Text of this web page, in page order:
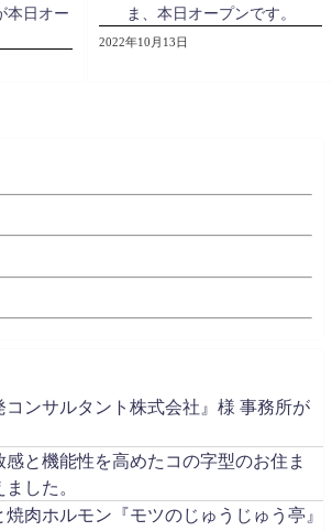
本日オー
ま、本日オープンです。
2022年10月13日
コンサルタント株式会社』様 事務所が
感と機能性を高めたコの字型のお住ま
した。
肉ホルモン『モツのじゅうじゅう亭』